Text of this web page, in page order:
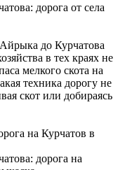
дорога от села
до Курчатова
в тех краях не
мелкого скота на
техника дорогу не
скот или добираясь
дорога на